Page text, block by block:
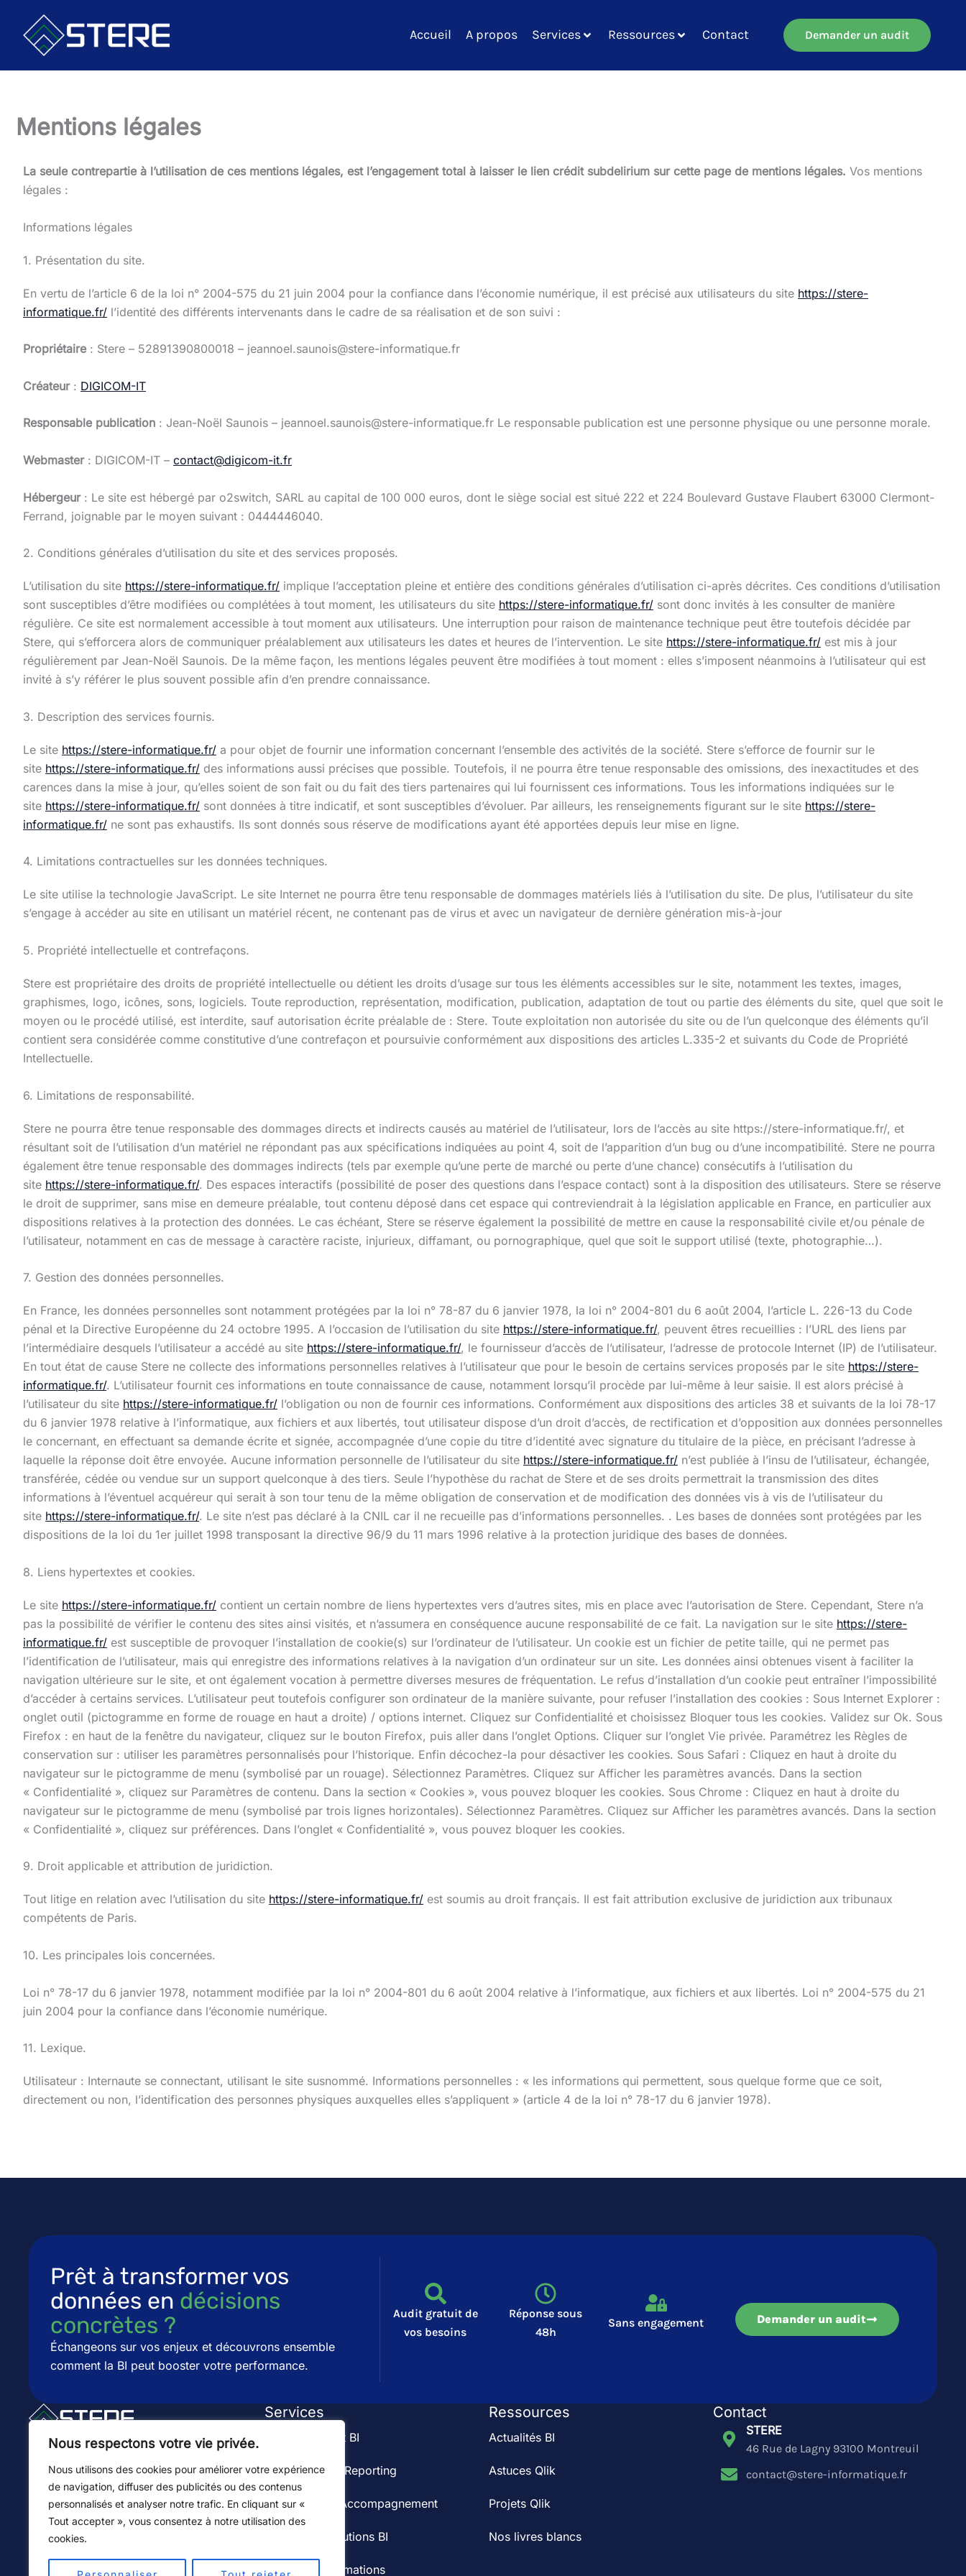
Nous respectons votre vie privée.
Nous utilisons des cookies pour améliorer votre expérience
de navigation, diffuser des publicités ou des contenus
personnalisés et analyser notre trafic. En cliquant sur «
Tout accepter », vous consentez à notre utilisation des
cookies.
contenu
Accueil A propos Services Ressources Contact Demander un audit
Mentions légales
La seule contrepartie à l’utilisation de ces mentions légales, est l’engagement total à laisser le lien crédit subdelirium sur cette page de mentions légales. Vos mentions
légales :
Informations légales
1. Présentation du site.
En vertu de l’article 6 de la loi n° 2004-575 du 21 juin 2004 pour la confiance dans l’économie numérique, il est précisé aux utilisateurs du site https://stere-
informatique.fr/ l’identité des différents intervenants dans le cadre de sa réalisation et de son suivi :
Propriétaire: Stere – 52891390800018 – jeannoel.saunois@stere-informatique.fr
Créateur: DIGICOM-IT
Responsable publication : Jean-Noël Saunois – jeannoel.saunois@stere-informatique.fr Le responsable publication est une personne physique ou une personne morale.
Webmaster: DIGICOM-IT – contact@digicom-it.fr
Hébergeur: Le site est hébergé par o2switch, SARL au capital de 100 000 euros, dont le siège social est situé 222 et 224 Boulevard Gustave Flaubert 63000 Clermont-
Ferrand, joignable par le moyen suivant : 0444446040.
2. Conditions générales d’utilisation du site et des services proposés.
L’utilisation du site https://stere-informatique.fr/ implique l’acceptation pleine et entière des conditions générales d’utilisation ci-après décrites. Ces conditions d’utilisation
sont susceptibles d’être modifiées ou complétées à tout moment, les utilisateurs du site https://stere-informatique.fr/ sont donc invités à les consulter de manière
régulière. Ce site est normalement accessible à tout moment aux utilisateurs. Une interruption pour raison de maintenance technique peut être toutefois décidée par
Stere, qui s’efforcera alors de communiquer préalablement aux utilisateurs les dates et heures de l’intervention. Le site https://stere-informatique.fr/ est mis à jour
régulièrement par Jean-Noël Saunois. De la même façon, les mentions légales peuvent être modifiées à tout moment : elles s’imposent néanmoins à l’utilisateur qui est
invité à s’y référer le plus souvent possible afin d’en prendre connaissance.
3. Description des services fournis.
Le site https://stere-informatique.fr/ a pour objet de fournir une information concernant l’ensemble des activités de la société. Stere s’efforce de fournir sur le
site https://stere-informatique.fr/ des informations aussi précises que possible. Toutefois, il ne pourra être tenue responsable des omissions, des inexactitudes et des
carences dans la mise à jour, qu’elles soient de son fait ou du fait des tiers partenaires qui lui fournissent ces informations. Tous les informations indiquées sur le
site https://stere-informatique.fr/ sont données à titre indicatif, et sont susceptibles d’évoluer. Par ailleurs, les renseignements figurant sur le site https://stere-
informatique.fr/ ne sont pas exhaustifs. Ils sont donnés sous réserve de modifications ayant été apportées depuis leur mise en ligne.
4. Limitations contractuelles sur les données techniques.
Le site utilise la technologie JavaScript. Le site Internet ne pourra être tenu responsable de dommages matériels liés à l’utilisation du site. De plus, l’utilisateur du site
s’engage à accéder au site en utilisant un matériel récent, ne contenant pas de virus et avec un navigateur de dernière génération mis-à-jour
5. Propriété intellectuelle et contrefaçons.
Stere est propriétaire des droits de propriété intellectuelle ou détient les droits d’usage sur tous les éléments accessibles sur le site, notamment les textes, images,
graphismes, logo, icônes, sons, logiciels. Toute reproduction, représentation, modification, publication, adaptation de tout ou partie des éléments du site, quel que soit le
moyen ou le procédé utilisé, est interdite, sauf autorisation écrite préalable de : Stere. Toute exploitation non autorisée du site ou de l’un quelconque des éléments qu’il
contient sera considérée comme constitutive d’une contrefaçon et poursuivie conformément aux dispositions des articles L.335-2 et suivants du Code de Propriété
Intellectuelle.
6. Limitations de responsabilité.
Stere ne pourra être tenue responsable des dommages directs et indirects causés au matériel de l’utilisateur, lors de l’accès au site https://stere-informatique.fr/, et
résultant soit de l’utilisation d’un matériel ne répondant pas aux spécifications indiquées au point 4, soit de l’apparition d’un bug ou d’une incompatibilité. Stere ne pourra
également être tenue responsable des dommages indirects (tels par exemple qu’une perte de marché ou perte d’une chance) consécutifs à l’utilisation du
site https://stere-informatique.fr/. Des espaces interactifs (possibilité de poser des questions dans l’espace contact) sont à la disposition des utilisateurs. Stere se réserve
le droit de supprimer, sans mise en demeure préalable, tout contenu déposé dans cet espace qui contreviendrait à la législation applicable en France, en particulier aux
dispositions relatives à la protection des données. Le cas échéant, Stere se réserve également la possibilité de mettre en cause la responsabilité civile et/ou pénale de
l’utilisateur, notamment en cas de message à caractère raciste, injurieux, diffamant, ou pornographique, quel que soit le support utilisé (texte, photographie…).
7. Gestion des données personnelles.
En France, les données personnelles sont notamment protégées par la loi n° 78-87 du 6 janvier 1978, la loi n° 2004-801 du 6 août 2004, l’article L. 226-13 du Code
pénal et la Directive Européenne du 24 octobre 1995. A l’occasion de l’utilisation du site https://stere-informatique.fr/, peuvent êtres recueillies : l’URL des liens par
l’intermédiaire desquels l’utilisateur a accédé au site https://stere-informatique.fr/, le fournisseur d’accès de l’utilisateur, l’adresse de protocole Internet (IP) de l’utilisateur.
En tout état de cause Stere ne collecte des informations personnelles relatives à l’utilisateur que pour le besoin de certains services proposés par le site https://stere-
informatique.fr/. L’utilisateur fournit ces informations en toute connaissance de cause, notamment lorsqu’il procède par lui-même à leur saisie. Il est alors précisé à
l’utilisateur du site https://stere-informatique.fr/ l’obligation ou non de fournir ces informations. Conformément aux dispositions des articles 38 et suivants de la loi 78-17
du 6 janvier 1978 relative à l’informatique, aux fichiers et aux libertés, tout utilisateur dispose d’un droit d’accès, de rectification et d’opposition aux données personnelles
le concernant, en effectuant sa demande écrite et signée, accompagnée d’une copie du titre d’identité avec signature du titulaire de la pièce, en précisant l’adresse à
laquelle la réponse doit être envoyée. Aucune information personnelle de l’utilisateur du site https://stere-informatique.fr/ n’est publiée à l’insu de l’utilisateur, échangée,
transférée, cédée ou vendue sur un support quelconque à des tiers. Seule l’hypothèse du rachat de Stere et de ses droits permettrait la transmission des dites
informations à l’éventuel acquéreur qui serait à son tour tenu de la même obligation de conservation et de modification des données vis à vis de l’utilisateur du
site https://stere-informatique.fr/. Le site n’est pas déclaré à la CNIL car il ne recueille pas d’informations personnelles. . Les bases de données sont protégées par les
dispositions de la loi du 1er juillet 1998 transposant la directive 96/9 du 11 mars 1996 relative à la protection juridique des bases de données.
8. Liens hypertextes et cookies.
Le site https://stere-informatique.fr/ contient un certain nombre de liens hypertextes vers d’autres sites, mis en place avec l’autorisation de Stere. Cependant, Stere n’a
pas la possibilité de vérifier le contenu des sites ainsi visités, et n’assumera en conséquence aucune responsabilité de ce fait. La navigation sur le site https://stere-
informatique.fr/ est susceptible de provoquer l’installation de cookie(s) sur l’ordinateur de l’utilisateur. Un cookie est un fichier de petite taille, qui ne permet pas
l’identification de l’utilisateur, mais qui enregistre des informations relatives à la navigation d’un ordinateur sur un site. Les données ainsi obtenues visent à faciliter la
navigation ultérieure sur le site, et ont également vocation à permettre diverses mesures de fréquentation. Le refus d’installation d’un cookie peut entraîner l’impossibilité
d’accéder à certains services. L’utilisateur peut toutefois configurer son ordinateur de la manière suivante, pour refuser l’installation des cookies : Sous Internet Explorer :
onglet outil (pictogramme en forme de rouage en haut a droite) / options internet. Cliquez sur Confidentialité et choisissez Bloquer tous les cookies. Validez sur Ok. Sous
Firefox : en haut de la fenêtre du navigateur, cliquez sur le bouton Firefox, puis aller dans l’onglet Options. Cliquer sur l’onglet Vie privée. Paramétrez les Règles de
conservation sur : utiliser les paramètres personnalisés pour l’historique. Enfin décochez-la pour désactiver les cookies. Sous Safari : Cliquez en haut à droite du
navigateur sur le pictogramme de menu (symbolisé par un rouage). Sélectionnez Paramètres. Cliquez sur Afficher les paramètres avancés. Dans la section
« Confidentialité », cliquez sur Paramètres de contenu. Dans la section « Cookies », vous pouvez bloquer les cookies. Sous Chrome : Cliquez en haut à droite du
navigateur sur le pictogramme de menu (symbolisé par trois lignes horizontales). Sélectionnez Paramètres. Cliquez sur Afficher les paramètres avancés. Dans la section
« Confidentialité », cliquez sur préférences. Dans l’onglet « Confidentialité », vous pouvez bloquer les cookies.
9. Droit applicable et attribution de juridiction.
Tout litige en relation avec l’utilisation du site https://stere-informatique.fr/ est soumis au droit français. Il est fait attribution exclusive de juridiction aux tribunaux
compétents de Paris.
10. Les principales lois concernées.
Loi n° 78-17 du 6 janvier 1978, notamment modifiée par la loi n° 2004-801 du 6 août 2004 relative à l’informatique, aux fichiers et aux libertés. Loi n° 2004-575 du 21
juin 2004 pour la confiance dans l’économie numérique.
11. Lexique.
Utilisateur : Internaute se connectant, utilisant le site susnommé. Informations personnelles : « les informations qui permettent, sous quelque forme que ce soit,
directement ou non, l’identification des personnes physiques auxquelles elles s’appliquent » (article 4 de la loi n° 78-17 du 6 janvier 1978).
Prêt à transformer vos
données en décisions
concrètes ?​​
Échangeons sur vos enjeux et découvrons ensemble
comment la BI peut booster votre performance.
Audit gratuit de
vos besoins
Réponse sous
48h
Sans engagement Demander un audit
Conseil en Business Intelligence
entreprises à transformer leurs
données en décisions concrètes
grâce des solutions BI claires,
fiables et performantes.
Services
Conseil & audit BI
Dashboards & Reporting
Intégration et Accompagnement
Licences & solutions BI
Toutes nos formations
Ressources
Actualités BI
Astuces Qlik
Projets Qlik
Nos livres blancs
Contact
STERE
46 Rue de Lagny 93100 Montreuil
contact@stere-informatique.fr